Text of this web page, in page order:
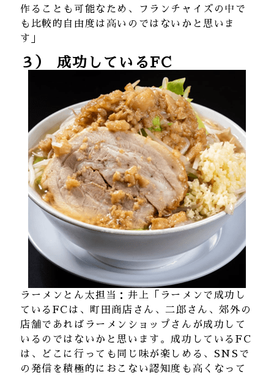
作ることも可能なため、フランチャイズの中で
も比較的自由度は高いのではないかと思いま
す」
３） 成功しているFC
ラーメンとん太担当：井上「ラーメンで成功し
ているFCは、町田商店さん、二郎さん、郊外の
店舗であればラーメンショップさんが成功して
いるのではないかと思います。成功しているFC
は、どこに行っても同じ味が楽しめる、SNSで
の発信を積極的におこない認知度も高くなって